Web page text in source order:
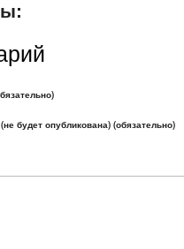
будет опубликована) (обязательно)